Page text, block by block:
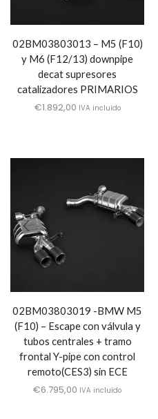
02BM03803013 – M5 (F10)
y M6 (F12/13) downpipe
decat supresores
catalizadores PRIMARIOS
€1.892,00 IVA incluido
02BM03803019 -BMW M5
(F10) – Escape con válvula y
tubos centrales + tramo
frontal Y-pipe con control
remoto(CES3) sin ECE
€6.795,00 IVA incluido